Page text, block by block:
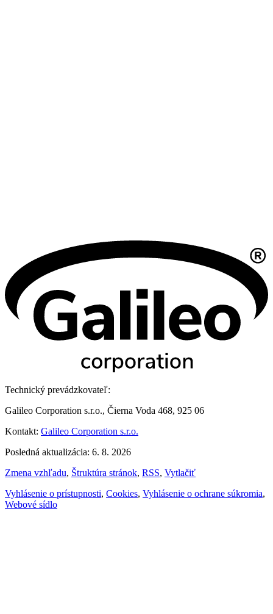
Technický prevádzkovateľ:
Galileo Corporation s.r.o., Čierna Voda 468, 925 06
Kontakt: Galileo Corporation s.r.o.
Posledná aktualizácia: 6. 8. 2026
Zmena vzhľadu, Štruktúra stránok, RSS, Vytlačiť
Vyhlásenie o prístupnosti, Cookies, Vyhlásenie o ochrane súkromia,
Webové sídlo